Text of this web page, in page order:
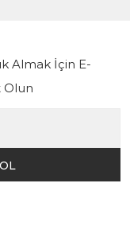
Almak İçin E-
Olun